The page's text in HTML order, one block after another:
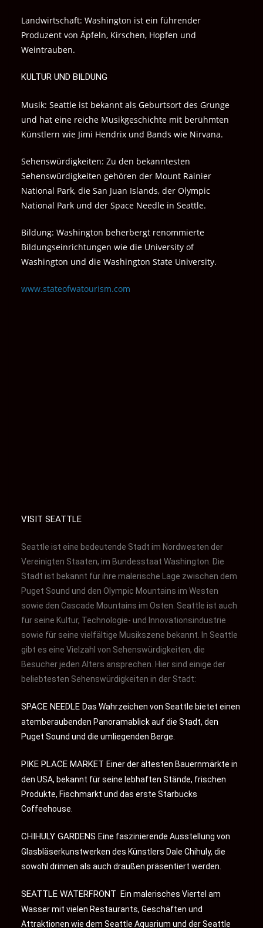
Landwirtschaft: Washington ist ein führender
Produzent von Äpfeln, Kirschen, Hopfen und
Weintrauben.
KULTUR UND BILDUNG
Musik: Seattle ist bekannt als Geburtsort des Grunge
und hat eine reiche Musikgeschichte mit berühmten
Künstlern wie Jimi Hendrix und Bands wie Nirvana.
Sehenswürdigkeiten: Zu den bekanntesten
Sehenswürdigkeiten gehören der Mount Rainier
National Park, die San Juan Islands, der Olympic
National Park und der Space Needle in Seattle.
Bildung: Washington beherbergt renommierte
Bildungseinrichtungen wie die University of
Washington und die Washington State University.
www.stateofwatourism.com
VISIT SEATTLE
Seattle ist eine bedeutende Stadt im Nordwesten der
Vereinigten Staaten, im Bundesstaat Washington. Die
Stadt ist bekannt für ihre malerische Lage zwischen dem
Puget Sound und den Olympic Mountains im Westen
sowie den Cascade Mountains im Osten. Seattle ist auch
für seine Kultur, Technologie- und Innovationsindustrie
sowie für seine vielfältige Musikszene bekannt.
In Seattle
gibt es eine Vielzahl von Sehenswürdigkeiten, die
Besucher jeden Alters ansprechen. Hier sind einige der
beliebtesten Sehenswürdigkeiten in der Stadt:
SPACE NEEDLE Das Wahrzeichen von Seattle bietet einen
atemberaubenden Panoramablick auf die Stadt, den
Puget Sound und die umliegenden Berge.
PIKE PLACE MARKET Einer der ältesten Bauernmärkte in
den USA, bekannt für seine lebhaften Stände, frischen
Produkte, Fischmarkt und das erste Starbucks
Coffeehouse.
CHIHULY GARDENS Eine faszinierende Ausstellung von
Glasbläserkunstwerken des Künstlers Dale Chihuly, die
sowohl drinnen als auch draußen präsentiert werden.
SEATTLE WATERFRONT
Ein malerisches Viertel am
Wasser mit vielen Restaurants, Geschäften und
Attraktionen wie dem Seattle Aquarium und der Seattle